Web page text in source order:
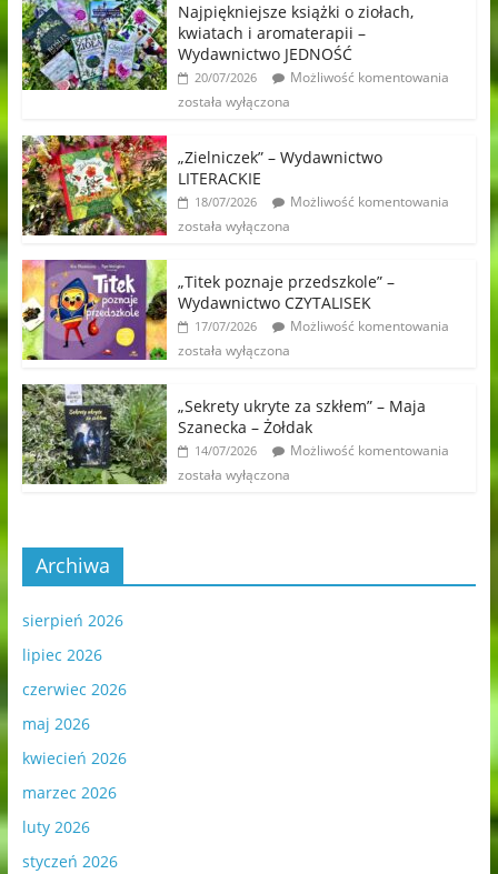
Najpiękniejsze książki o ziołach,
kwiatach i aromaterapii –
Wydawnictwo JEDNOŚĆ
20/07/2026
Możliwość komentowania
została wyłączona
„Zielniczek” – Wydawnictwo
LITERACKIE
18/07/2026
Możliwość komentowania
została wyłączona
„Titek poznaje przedszkole” –
Wydawnictwo CZYTALISEK
17/07/2026
Możliwość komentowania
została wyłączona
„Sekrety ukryte za szkłem” – Maja
Szanecka – Żołdak
14/07/2026
Możliwość komentowania
została wyłączona
Archiwa
sierpień 2026
lipiec 2026
czerwiec 2026
maj 2026
kwiecień 2026
marzec 2026
luty 2026
styczeń 2026